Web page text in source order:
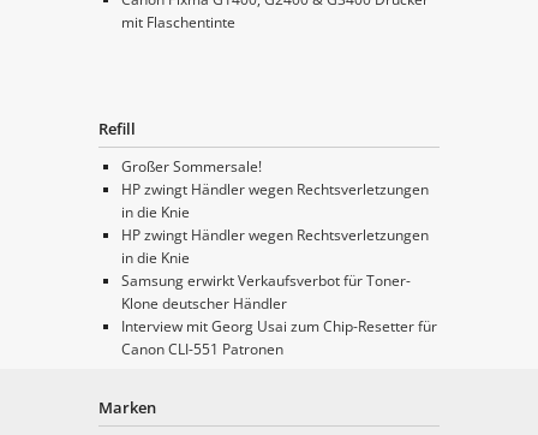
mit Flaschentinte
Refill
Großer Sommersale!
HP zwingt Händler wegen Rechtsverletzungen
in die Knie
HP zwingt Händler wegen Rechtsverletzungen
in die Knie
Samsung erwirkt Verkaufsverbot für Toner-
Klone deutscher Händler
Interview mit Georg Usai zum Chip-Resetter für
Canon CLI-551 Patronen
Marken